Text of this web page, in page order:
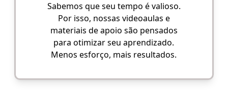
Sabemos que seu tempo é valioso.
Por isso, nossas videoaulas e
materiais de apoio são pensados
para otimizar seu aprendizado.
Menos esforço, mais resultados.